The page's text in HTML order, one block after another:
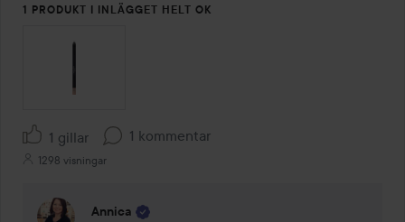
1 PRODUKT I INLÄGGET HELT OK
1 gillar 1 kommentar
1298 visningar
Annica